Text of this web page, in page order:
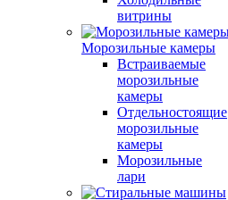
витрины
Морозильные камеры
Встраиваемые
морозильные
камеры
Отдельностоящие
морозильные
камеры
Морозильные
лари